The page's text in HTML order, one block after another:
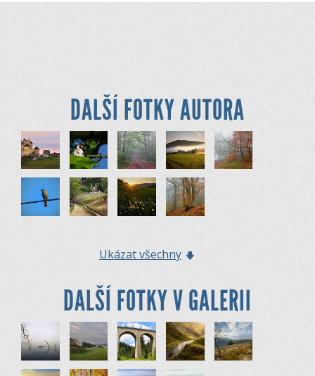
DALŠÍ FOTKY AUTORA
Ukázat všechny
DALŠÍ FOTKY V GALERII